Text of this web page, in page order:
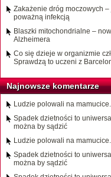
Zakażenie dróg moczowych
poważną infekcją
Blaszki mitochondrialne –
Alzheimera
Co się dzieje w organizmie
Sprawdzą to uczeni z
Najnowsze komentarze
Ludzie polowali na
Spadek dzietności to
można by sądzić
Ludzie polowali na
Spadek dzietności to
można by sądzić